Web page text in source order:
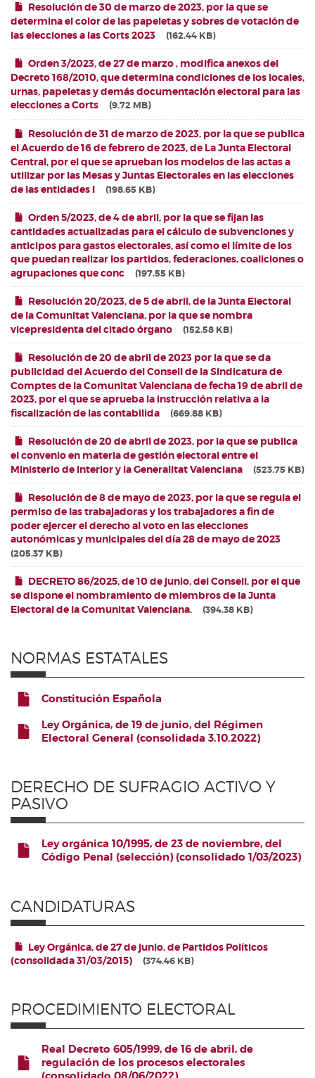
Resolución de 30 de marzo de 2023, por la que se
determina el color de las papeletas y sobres de votación de
las elecciones a las Corts 2023
162.44 KB
Orden 3/2023, de 27 de marzo , modifica anexos del
Decreto 168/2010, que determina condiciones de los locales,
urnas, papeletas y demás documentación electoral para las
elecciones a Corts
9.72 MB
Resolución de 31 de marzo de 2023, por la que se publica
el Acuerdo de 16 de febrero de 2023, de La Junta Electoral
Central, por el que se aprueban los modelos de las actas a
utilizar por las Mesas y Juntas Electorales en las elecciones
de las entidades l
198.65 KB
Orden 5/2023, de 4 de abril, por la que se fijan las
cantidades actualizadas para el cálculo de subvenciones y
anticipos para gastos electorales, así como el límite de los
que puedan realizar los partidos, federaciones, coaliciones o
agrupaciones que conc
197.55 KB
Resolución 20/2023, de 5 de abril, de la Junta Electoral
de la Comunitat Valenciana, por la que se nombra
vicepresidenta del citado órgano
152.58 KB
Resolución de 20 de abril de 2023 por la que se da
publicidad del Acuerdo del Consell de la Sindicatura de
Comptes de la Comunitat Valenciana de fecha 19 de abril de
2023, por el que se aprueba la instrucción relativa a la
fiscalización de las contabilida
669.88 KB
Resolución de 20 de abril de 2023, por la que se publica
el convenio en materia de gestión electoral entre el
Ministerio de Interior y la Generalitat Valenciana
523.75 KB
Resolución de 8 de mayo de 2023, por la que se regula el
permiso de las trabajadoras y los trabajadores a fin de
poder ejercer el derecho al voto en las elecciones
autonómicas y municipales del día 28 de mayo de 2023
205.37 KB
DECRETO 86/2025, de 10 de junio, del Consell, por el que
se dispone el nombramiento de miembros de la Junta
Electoral de la Comunitat Valenciana.
394.38 KB
NORMAS ESTATALES
FICHERO
Constitución Española
Ley Orgánica, de 19 de junio, del Régimen
Electoral General (consolidada 3.10.2022)
DERECHO DE SUFRAGIO ACTIVO Y
PASIVO
Ley orgánica 10/1995, de 23 de noviembre, del
Código Penal (selección) (consolidado 1/03/2023)
CANDIDATURAS
Ley Orgánica, de 27 de junio, de Partidos Políticos
(consolidada 31/03/2015)
374.46 KB
PROCEDIMIENTO ELECTORAL
Real Decreto 605/1999, de 16 de abril, de
regulación de los procesos electorales